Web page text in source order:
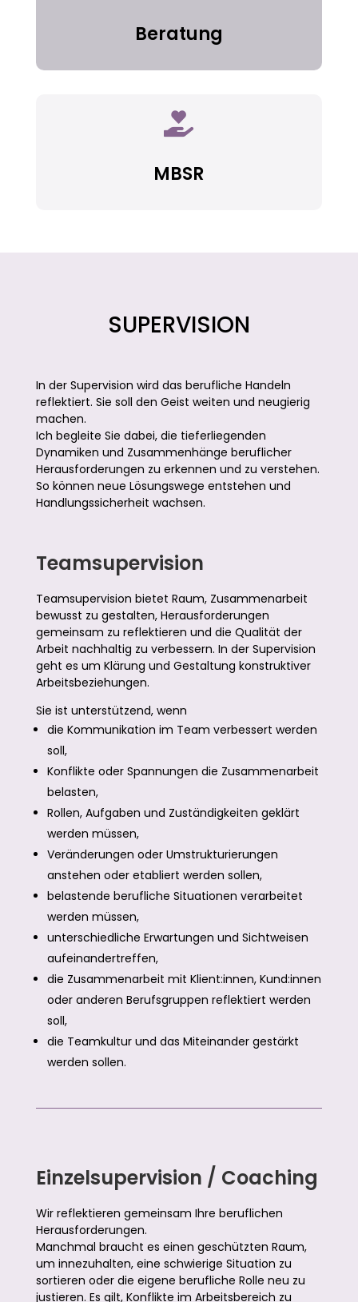
Beratung

MBSR
SUPERVISION
In der Supervision wird das berufliche Handeln
reflektiert. Sie soll den Geist weiten und neugierig
machen.
Ich begleite Sie dabei, die tieferliegenden
Dynamiken und Zusammenhänge beruflicher
Herausforderungen zu erkennen und zu verstehen.
So können neue Lösungswege entstehen und
Handlungssicherheit wachsen.
Teamsupervision
Teamsupervision bietet Raum, Zusammenarbeit
bewusst zu gestalten, Herausforderungen
gemeinsam zu reflektieren und die Qualität der
Arbeit nachhaltig zu verbessern. In der Supervision
geht es um Klärung und Gestaltung konstruktiver
Arbeitsbeziehungen.
Sie ist unterstützend, wenn
die Kommunikation im Team verbessert werden
soll,
Konflikte oder Spannungen die Zusammenarbeit
belasten,
Rollen, Aufgaben und Zuständigkeiten geklärt
werden müssen,
Veränderungen oder Umstrukturierungen
anstehen oder etabliert werden sollen,
belastende berufliche Situationen verarbeitet
werden müssen,
unterschiedliche Erwartungen und Sichtweisen
aufeinandertreffen,
die Zusammenarbeit mit Klient:innen, Kund:innen
oder anderen Berufsgruppen reflektiert werden
soll,
die Teamkultur und das Miteinander gestärkt
werden sollen.
Einzelsupervision / Coaching
Wir reflektieren gemeinsam Ihre beruflichen
Herausforderungen.
Manchmal braucht es einen geschützten Raum,
um innezuhalten, eine schwierige Situation zu
sortieren oder die eigene berufliche Rolle neu zu
justieren. Es gilt, Konflikte im Arbeitsbereich zu